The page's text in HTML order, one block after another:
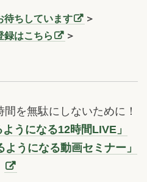
待ちしています
＞
録はこちら ＞
を無駄にしないために！
うになる12時間LIVE」
ようになる動画セミナー」